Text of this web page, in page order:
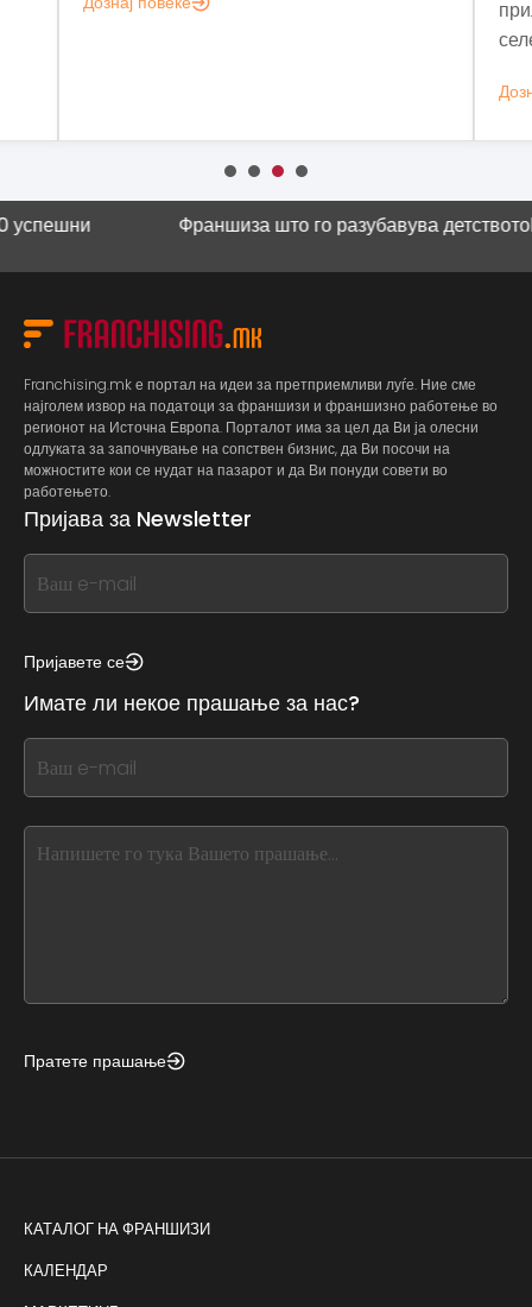
Франшиза што го разубавува детството
Franchising.mk е портал на идеи за претприемливи луѓе. Ние сме
најголем извор на податоци за франшизи и франшизно работење во
регионот на Источна Европа. Порталот има за цел да Ви ја олесни
одлуката за започнување на сопствен бизнис, да Ви посочи на
можностите кои се нудат на пазарот и да Ви понуди совети во
работењето.
Пријава за Newsletter
If
you
this,
this
form
field
blank
Пријавете се
Имате ли некое прашање за нас?
If
you
this,
Пратете прашање
КАТАЛОГ НА ФРАНШИЗИ
КАЛЕНДАР